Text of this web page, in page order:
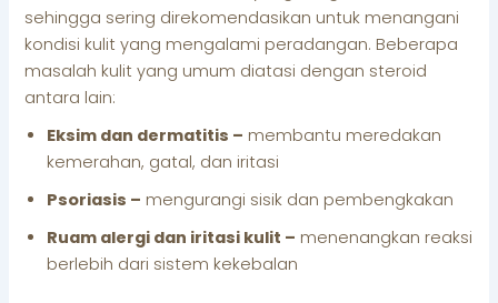
sehingga sering direkomendasikan untuk menangani
kondisi kulit yang mengalami peradangan. Beberapa
masalah kulit yang umum diatasi dengan steroid
antara lain:
Eksim dan dermatitis – membantu meredakan
kemerahan, gatal, dan iritasi
Psoriasis – mengurangi sisik dan pembengkakan
Ruam alergi dan iritasi kulit – menenangkan reaksi
berlebih dari sistem kekebalan